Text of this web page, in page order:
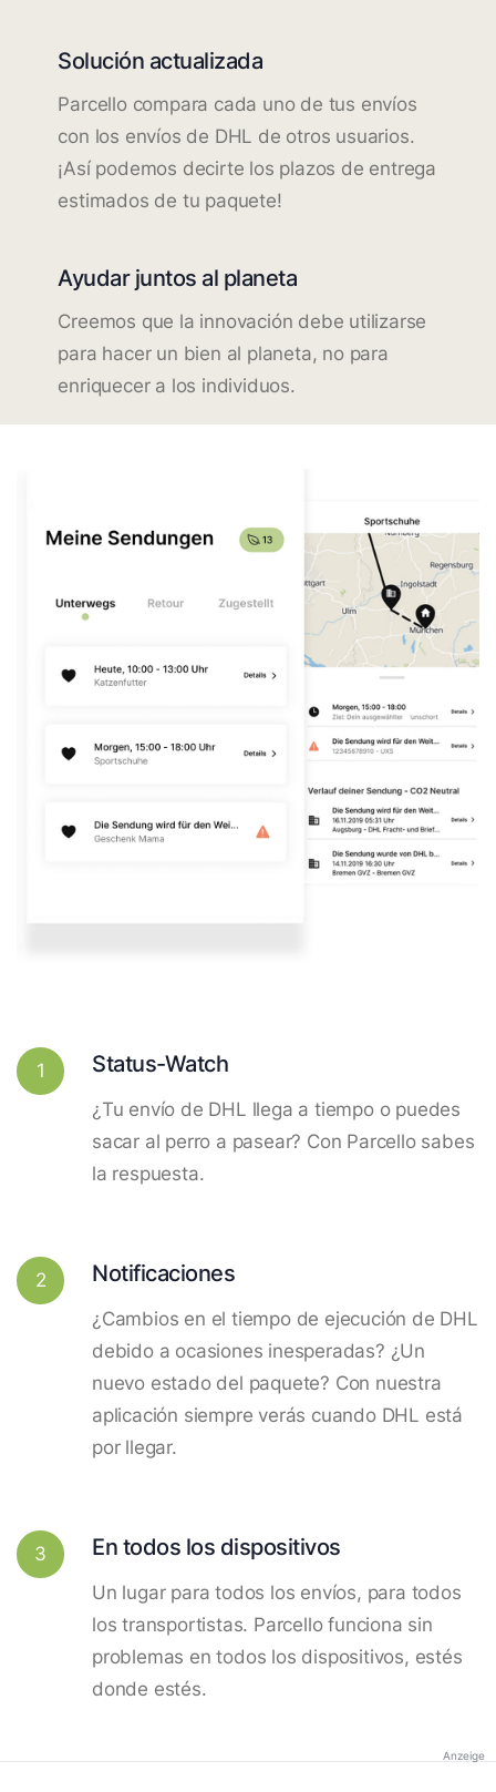
Solución actualizada
Parcello compara cada uno de tus envíos
con los envíos de DHL de otros usuarios.
¡Así podemos decirte los plazos de entrega
estimados de tu paquete!
Ayudar juntos al planeta
Creemos que la innovación debe utilizarse
para hacer un bien al planeta, no para
enriquecer a los individuos.
1 Status-Watch
¿Tu envío de DHL llega a tiempo o puedes
sacar al perro a pasear? Con Parcello sabes
la respuesta.
2 Notificaciones
¿Cambios en el tiempo de ejecución de DHL
debido a ocasiones inesperadas? ¿Un
nuevo estado del paquete? Con nuestra
aplicación siempre verás cuando DHL está
por llegar.
3 En todos los dispositivos
Un lugar para todos los envíos, para todos
los transportistas. Parcello funciona sin
problemas en todos los dispositivos, estés
donde estés.
Anzeige